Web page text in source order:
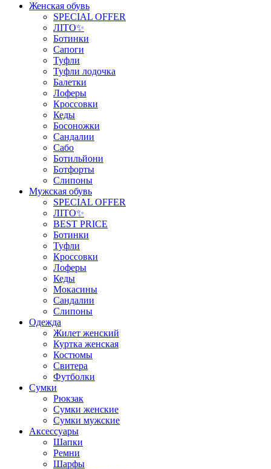
Женская обувь
SPECIAL OFFER
ЛІТО✨
Ботинки
Сапоги
Туфли
Туфли лодочка
Балетки
Лоферы
Кроссовки
Кеды
Босоножки
Сандалии
Сабо
Ботильйони
Ботфорты
Слипоны
Мужская обувь
SPECIAL OFFER
ЛІТО✨
BEST PRICE
Ботинки
Туфли
Кроссовки
Лоферы
Кеды
Мокасины
Сандалии
Слипоны
Одежда
Жилет женский
Куртка женская
Костюмы
Свитера
Футболки
Сумки
Рюкзак
Сумки женские
Сумки мужские
Аксеcсуары
Шапки
Ремни
Шарфы